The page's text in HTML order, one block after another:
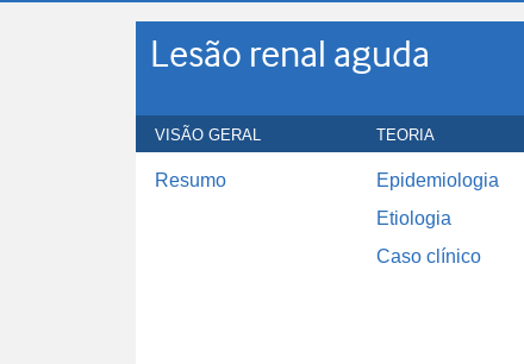
Lesão renal aguda
VISÃO GERAL TEORIA
Resumo
Epidemiologia
Etiologia
Caso clínico